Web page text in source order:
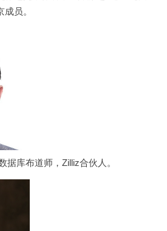
员。
据库布道师，Zilliz合伙人。